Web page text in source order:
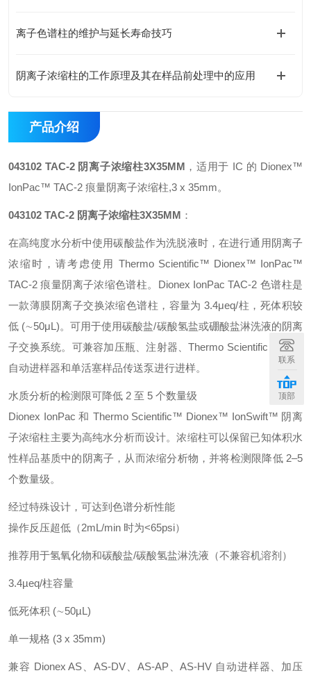
离子色谱柱的维护与延长寿命技巧
阴离子浓缩柱的工作原理及其在样品前处理中的应用
产品介绍
043102 TAC-2 阴离子浓缩柱3X35MM ，适用于 IC 的 Dionex™
IonPac™ TAC-2 痕量阴离子浓缩柱,3 x 35mm。
043102 TAC-2 阴离子浓缩柱3X35MM ：
在高纯度水分析中使用碳酸盐作为洗脱液时，在进行通用阴离子
浓缩时，请考虑使用 Thermo Scientific™ Dionex™ IonPac™
TAC-2 痕量阴离子浓缩色谱柱。Dionex IonPac TAC-2 色谱柱是
一款薄膜阴离子交换浓缩色谱柱，容量为 3.4μeq/柱，死体积较
低 (∼50μL)。可用于使用碳酸盐/碳酸氢盐或硼酸盐淋洗液的阴离
子交换系统。可兼容加压瓶、注射器、Thermo Scientific Dionex
自动进样器和单活塞样品传送泵进行进样。
水质分析的检测限可降低 2 至 5 个数量级
Dionex IonPac 和 Thermo Scientific™ Dionex™ IonSwift™ 阴离
子浓缩柱主要为高纯水分析而设计。浓缩柱可以保留已知体积水
性样品基质中的阴离子，从而浓缩分析物，并将检测限降低 2–5
个数量级。
经过特殊设计，可达到色谱分析性能
操作反压超低（2mL/min 时为<65psi）
推荐用于氢氧化物和碳酸盐/碳酸氢盐淋洗液（不兼容机溶剂）
3.4µeq/柱容量
低死体积 (∼50µL)
单一规格 (3 x 35mm)
兼容 Dionex AS、AS-DV、AS-AP、AS-HV 自动进样器、加压
联系
顶部